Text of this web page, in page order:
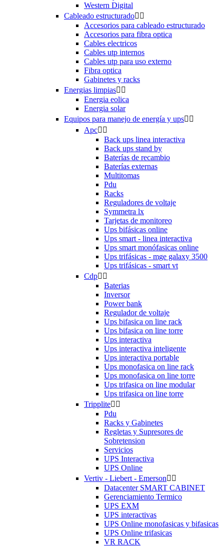
Western Digital
Cableado estructurado 
Accesorios para cableado estructurado
Accesorios para fibra optica
Cables electricos
Cables utp internos
Cables utp para uso externo
Fibra optica
Gabinetes y racks
Energias limpias 
Energia eolica
Energia solar
Equipos para manejo de energía y ups 
Apc 
Back ups linea interactiva
Back ups stand by
Baterías de recambio
Baterías externas
Multitomas
Pdu
Racks
Reguladores de voltaje
Symmetra lx
Tarjetas de monitoreo
Ups bifásicas online
Ups smart - linea interactiva
Ups smart monófasicas online
Ups trifásicas - mge galaxy 3500
Ups trifásicas - smart vt
Cdp 
Baterias
Inversor
Power bank
Regulador de voltaje
Ups bifasica on line rack
Ups bifasica on line torre
Ups interactiva
Ups interactiva inteligente
Ups interactiva portable
Ups monofasica on line rack
Ups monofasica on line torre
Ups trifasica on line modular
Ups trifasica on line torre
Tripplite 
Pdu
Racks y Gabinetes
Regletas y Supresores de
Sobretension
Servicios
UPS Interactiva
UPS Online
Vertiv - Liebert - Emerson 
Datacenter SMART CABINET
Gerenciamiento Termico
UPS EXM
UPS interactivas
UPS Online monofasicas y bifasicas
UPS Online trifasicas
VR RACK